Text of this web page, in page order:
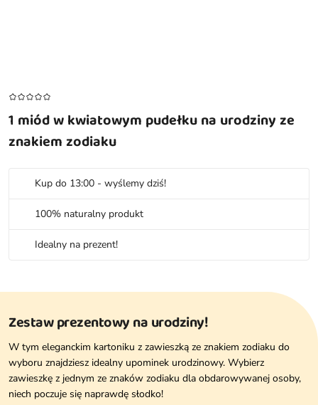
Zestaw prezentowy na urodziny!
W tym eleganckim kartoniku z zawieszką ze znakiem zodiaku do
wyboru znajdziesz idealny upominek urodzinowy. Wybierz
zawieszkę z jednym ze znaków zodiaku dla obdarowywanej osoby,
niech poczuje się naprawdę słodko!
1 miód w kwiatowym pudełku na urodziny ze
znakiem zodiaku
Kup do 13:00 - wyślemy dziś!
100% naturalny produkt
Idealny na prezent!